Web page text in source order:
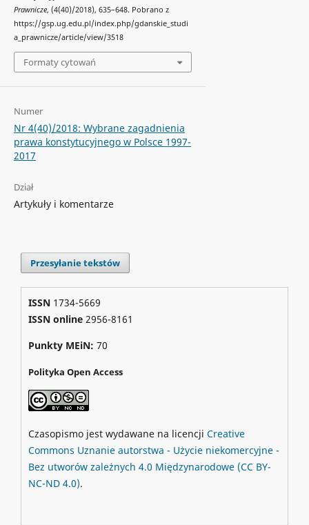
Prawnicze, (4(40)/2018), 635–648. Pobrano z
https://gsp.ug.edu.pl/index.php/gdanskie_studi
a_prawnicze/article/view/3518
Formaty cytowań
Numer
Nr 4(40)/2018: Wybrane zagadnienia
prawa konstytucyjnego w Polsce 1997-
2017
Dział
Artykuły i komentarze
Przesyłanie tekstów
ISSN 1734-5669
ISSN online2956-8161
Punkty MEiN: 70
Polityka Open Access
Czasopismo jest wydawane na licencji Creative
Commons Uznanie autorstwa - Użycie niekomercyjne -
Bez utworów zależnych 4.0 Międzynarodowe (CC BY-
NC-ND 4.0).